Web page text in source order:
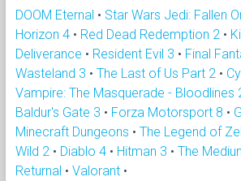
DOOM Eternal • Star Wars Jedi: Fallen
Horizon 4 • Red Dead Redemption 2 •
Deliverance • Resident Evil 3 • Final
Wasteland 3 • The Last of Us Part 2 •
Vampire: The Masquerade - Bloodlines
Baldur's Gate 3 • Forza Motorsport 8 •
Minecraft Dungeons • The Legend of
Wild 2 • Diablo 4 • Hitman 3 • The
Returnal • Valorant •